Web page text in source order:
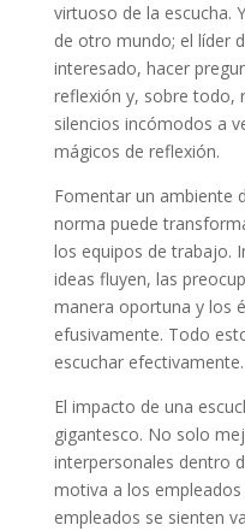
virtuoso de la escucha.
de otro mundo; el líder
interesado, hacer
reflexión y, sobre todo,
silencios incómodos a
mágicos de reflexión.
Fomentar un ambiente
norma puede
los equipos de trabajo.
ideas fluyen, las
manera oportuna y los
efusivamente. Todo
escuchar efectivamente.
El impacto de una
gigantesco. No solo
interpersonales dentro
motiva a los
empleados se sienten